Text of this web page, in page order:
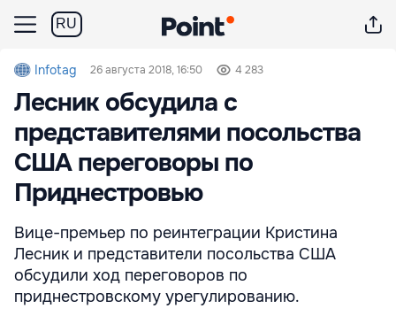
RU
Infotag 26 августа 2018, 16:50 4 283
Лесник обсудила с
представителями посольства
США переговоры по
Приднестровью
Вице-премьер по реинтеграции Кристина
Лесник и представители посольства США
обсудили ход переговоров по
приднестровскому урегулированию.